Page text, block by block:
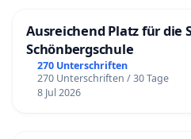
Ausreichend Platz für die
Schönbergschule
270 Unterschriften
270 Unterschriften / 30 Tage
8 Jul 2026